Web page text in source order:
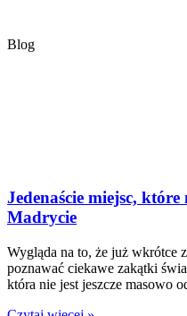
Blog
Jedenaście miejsc,
Madrycie
Wygląda na to, że już wkrótce
poznawać ciekawe zakątki
która nie jest jeszcze masowo